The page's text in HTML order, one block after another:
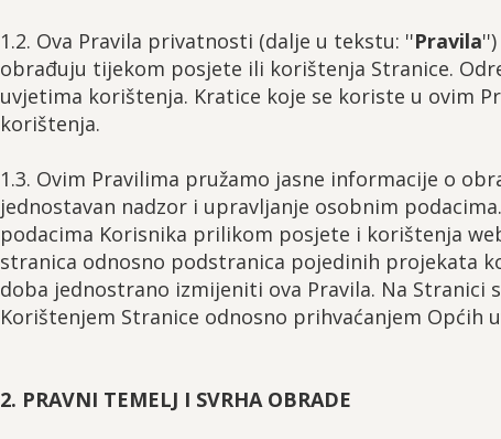
1.2. Ova Pravila privatnosti (dalje u tekstu: ''Pravila
obrađuju tijekom posjete ili korištenja Stranice.
uvjetima korištenja. Kratice koje se koriste u ovim
korištenja.
1.3. Ovim Pravilima pružamo jasne informacije o
jednostavan nadzor i upravljanje osobnim
podacima Korisnika prilikom posjete i korištenja
stranica odnosno podstranica pojedinih projekata
doba jednostrano izmijeniti ova Pravila. Na Stranici
Korištenjem Stranice odnosno prihvaćanjem Općih
2. PRAVNI TEMELJ I SVRHA OBRADE